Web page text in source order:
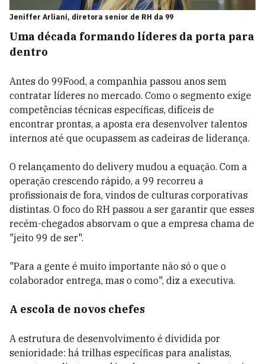
Jeniffer Arliani, diretora senior de RH da 99
Uma década formando líderes da porta para
dentro
Antes do 99Food, a companhia passou anos sem
contratar líderes no mercado. Como o segmento exige
competências técnicas específicas, difíceis de
encontrar prontas, a aposta era desenvolver talentos
internos até que ocupassem as cadeiras de liderança.
O relançamento do delivery mudou a equação. Com a
operação crescendo rápido, a 99 recorreu a
profissionais de fora, vindos de culturas corporativas
distintas. O foco do RH passou a ser garantir que esses
recém-chegados absorvam o que a empresa chama de
"jeito 99 de ser".
"Para a gente é muito importante não só o que o
colaborador entrega, mas o como", diz a executiva.
A escola de novos chefes
A estrutura de desenvolvimento é dividida por
senioridade: há trilhas específicas para analistas,